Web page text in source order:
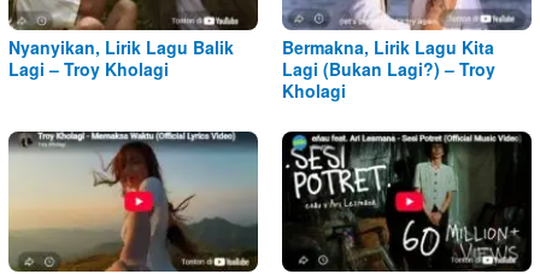
Nyanyikan, Lirik Lagu Balik
Lagi – Troy Kholagi
Bermakna, Lirik Lagu Kita
Lagi (Bukan Lagi?) – Troy
Kholagi